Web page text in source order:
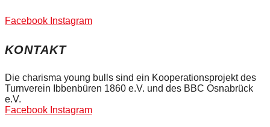
Facebook Instagram
KONTAKT
Die charisma young bulls sind ein Kooperationsprojekt des
Turnverein Ibbenbüren 1860 e.V. und des BBC Osnabrück
e.V.
Facebook Instagram